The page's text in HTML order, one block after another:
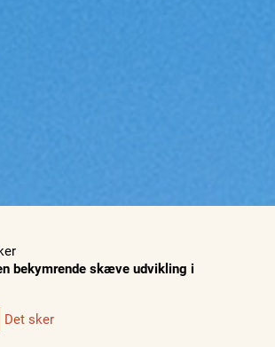
bekymrende skæve udvikling i
Det sker